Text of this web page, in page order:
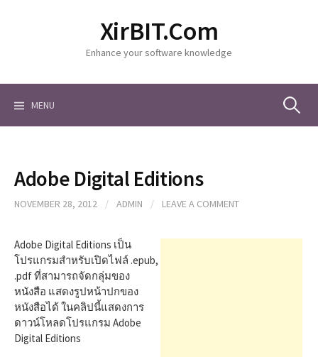
o
XirBIT.Com
Enhance your software knowledge
MENU S
Adobe Digital Editions
NOVEMBER 28, 2012 / ADMIN / LEAVE A COMMENT
Adobe Digital Editions เป็น
โปรแกรมสำหรับเปิดไฟล์ .epub,
.pdf ที่สามารถจัดกลุ่มของ
หนังสือ แสดงรูปหน้าปกของ
หนังสือได้ ในคลิปนี้แสดงการ
ดาวน์โหลดโปรแกรม Adobe
Digital Editions